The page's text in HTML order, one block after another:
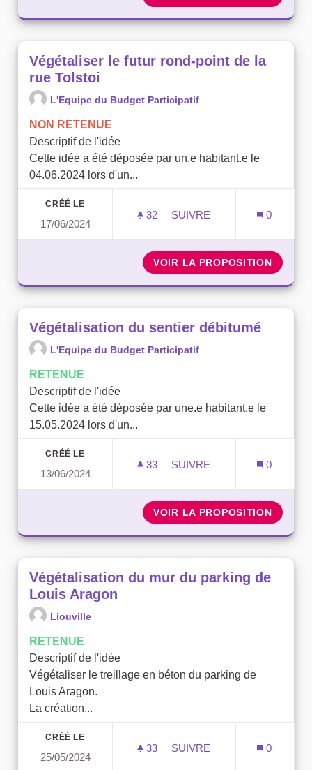
Végétaliser le futur rond-point de la
rue Tolstoi
L'Equipe du Budget Participatif
NON RETENUE
Descriptif de l'idée
Cette idée a été déposée par un.e habitant.e le
04.06.2024 lors d'un...
CRÉÉ LE
17/06/2024
32 32 ABONNÉS
SUIVRE
0
VOIR LA PROPOSITION
Végétalisation du sentier débitumé
L'Equipe du Budget Participatif
RETENUE
Descriptif de l'idée
Cette idée a été déposée par une.e habitant.e le
15.05.2024 lors d'un...
CRÉÉ LE
13/06/2024
33 33 ABONNÉS
SUIVRE
0
VOIR LA PROPOSITION
Végétalisation du mur du parking de
Louis Aragon
Liouville
RETENUE
Descriptif de l'idée
Végétaliser le treillage en béton du parking de
Louis Aragon.
La création...
CRÉÉ LE
25/05/2024
33 33 ABONNÉS
SUIVRE
0